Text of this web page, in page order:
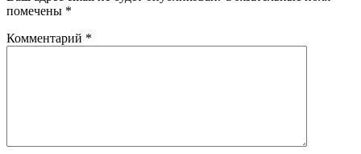
помечены *
Комментарий *